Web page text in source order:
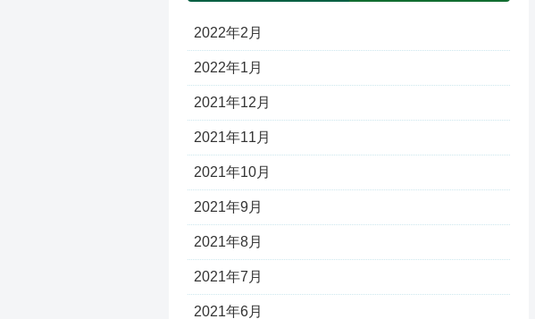
2022年2月
2022年1月
2021年12月
2021年11月
2021年10月
2021年9月
2021年8月
2021年7月
2021年6月